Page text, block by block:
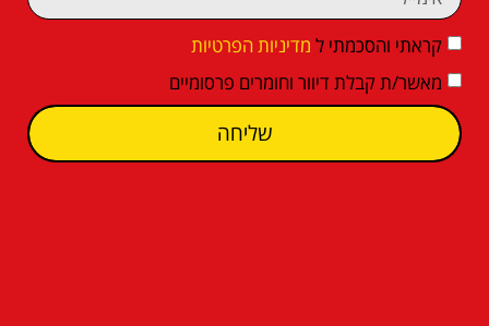
קראתי והסכמתי ל מדיניות הפרטיות
מאשר/ת קבלת דיוור וחומרים פרסומיים
שליחה